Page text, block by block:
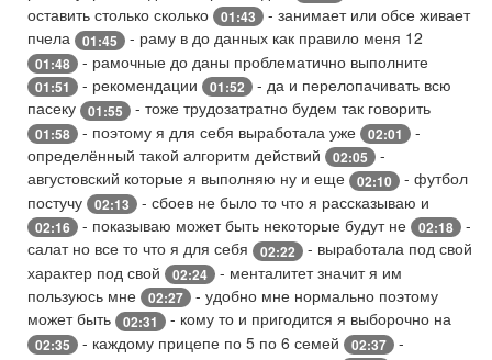
оставить столько сколько
01:43
- занимает или обсе живает
пчела
01:45 - раму в до данных как правило меня 12
01:48 - рамочные до даны проблематично выполните
01:51 - рекомендации 01:52
- да и перелопачивать всю
пасеку
01:55 - тоже трудозатратно будем так говорить
01:58 - поэтому я для себя выработала уже 02:01
-
определённый такой алгоритм действий
02:05
-
августовский которые я выполняю ну и еще
02:10
- футбол
постучу
02:13 - сбоев не было то что я рассказываю и
02:16 - показываю может быть некоторые будут не 02:18
-
салат но все то что я для себя
02:22
- выработала под свой
характер под свой
02:24
- менталитет значит я им
пользуюсь мне
02:27
- удобно мне нормально поэтому
может быть
02:31 - кому то и пригодится я выборочно на
02:35 - каждому прицепе по 5 по 6 семей 02:37
-